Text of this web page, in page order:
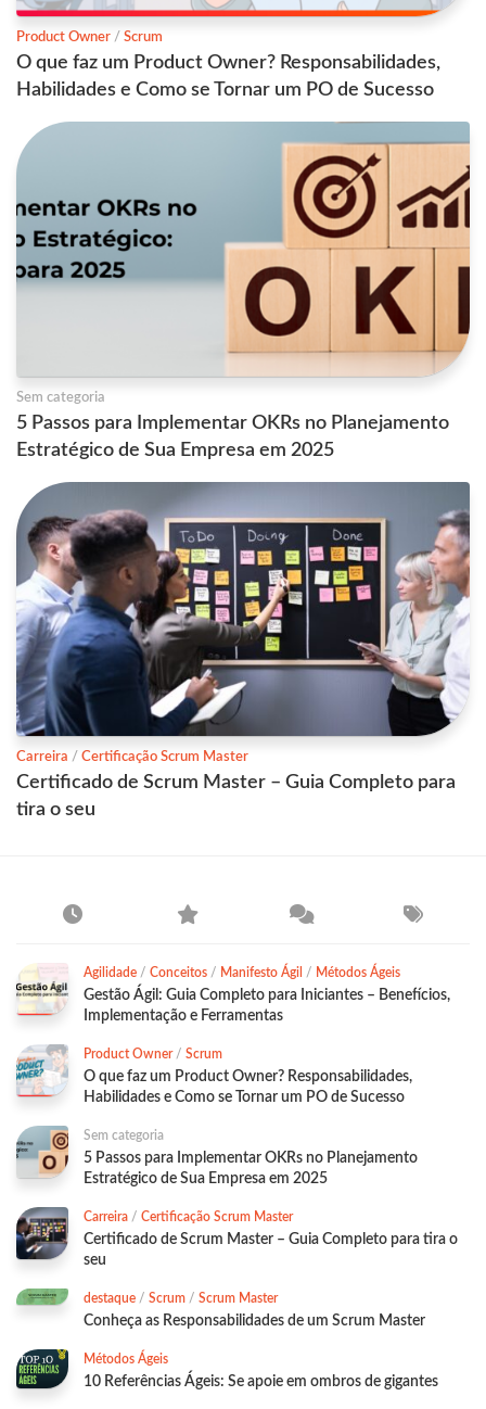
Product Owner / Scrum
O que faz um Product Owner? Responsabilidades,
Habilidades e Como se Tornar um PO de Sucesso
Sem categoria
5 Passos para Implementar OKRs no Planejamento
Estratégico de Sua Empresa em 2025
Carreira / Certificação Scrum Master
Certificado de Scrum Master – Guia Completo para
tira o seu
Agilidade / Conceitos / Manifesto Ágil / Métodos Ágeis
Gestão Ágil: Guia Completo para Iniciantes – Benefícios,
Implementação e Ferramentas
Product Owner/ Scrum
O que faz um Product Owner? Responsabilidades,
Habilidades e Como se Tornar um PO de Sucesso
Sem categoria
5 Passos para Implementar OKRs no Planejamento
Estratégico de Sua Empresa em 2025
Carreira / Certificação Scrum Master
Certificado de Scrum Master – Guia Completo para tira o
seu
destaque / Scrum / Scrum Master
Conheça as Responsabilidades de um Scrum Master
Métodos Ágeis
10 Referências Ágeis: Se apoie em ombros de gigantes